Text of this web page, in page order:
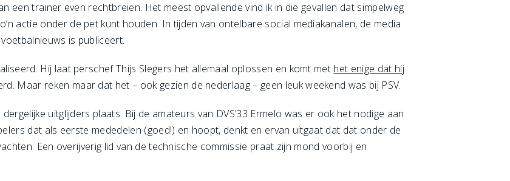
een trainer even rechtbreien. Het meest opvallende vind ik in die gevallen dat simpelweg
actie onder de pet kunt houden. In tijden van ontelbare social mediakanalen, de media
is publiceert.
Hij laat perschef Thijs Slegers het allemaal oplossen en komt met het enige dat hij
Maar reken maar dat het – ook gezien de nederlaag – geen leuk weekend was bij PSV.
uitglijders plaats. Bij de amateurs van DVS’33 Ermelo was er ook het nodige aan
dat als eerste mededelen (goed!) en hoopt, denkt en ervan uitgaat dat dat onder de
Een overijverig lid van de technische commissie praat zijn mond voorbij en